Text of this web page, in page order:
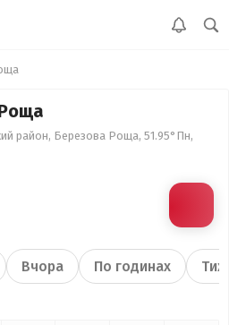
район, Березова Роща, 51.95°Пн,
Вчора По годинах